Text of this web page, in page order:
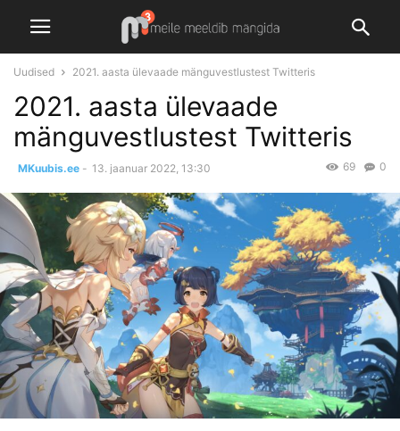
Uudised 2021. aasta ülevaade mänguvestlustest Twitteris
2021. aasta ülevaade
mänguvestlustest Twitteris
MKuubis.ee - 13. jaanuar 2022, 13:30 0
69